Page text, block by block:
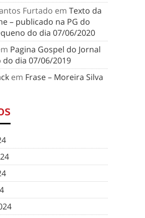
Furtado em Texto da
– publicado na PG do
do dia 07/06/2020
Pagina Gospel do Jornal
do dia 07/06/2019
em Frase – Moreira Silva